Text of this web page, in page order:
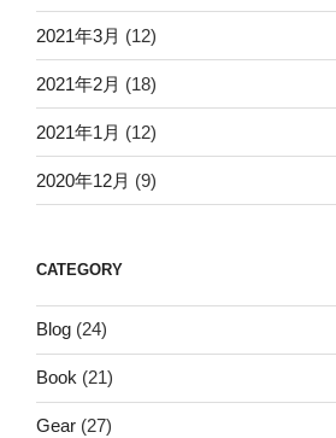
2021年3月 (12)
2021年2月 (18)
2021年1月 (12)
2020年12月 (9)
CATEGORY
Blog (24)
Book (21)
Gear (27)